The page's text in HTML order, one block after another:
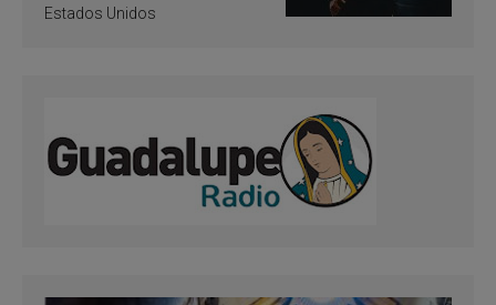
Estados Unidos